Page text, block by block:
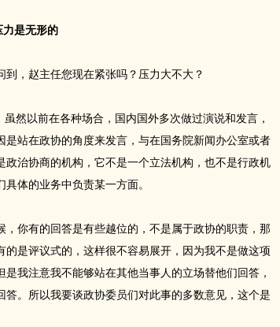
力是无形的
，赵主任您现在紧张吗？压力大不大？
以前在各种场合，国内国外多次做过演说和发言，
是站在政协的角度来发言，与在国务院新闻办公室或者
政治协商的机构，它不是一个立法机构，也不是行政机
体的业务中负责某一方面。
你有的回答是有些越位的，不是属于政协的职责，那
的是评议式的，这样很不容易展开，因为我不是做这项
我注意我不能够站在其他当事人的立场替他们回答，
答。所以我要谈政协委员们对此事的多数意见，这个是